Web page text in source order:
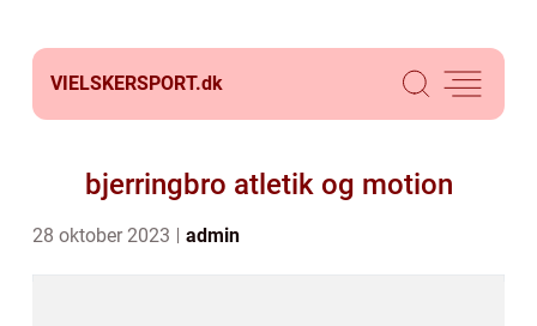
VIELSKERSPORT.dk
bjerringbro atletik og motion
28 oktober 2023 admin